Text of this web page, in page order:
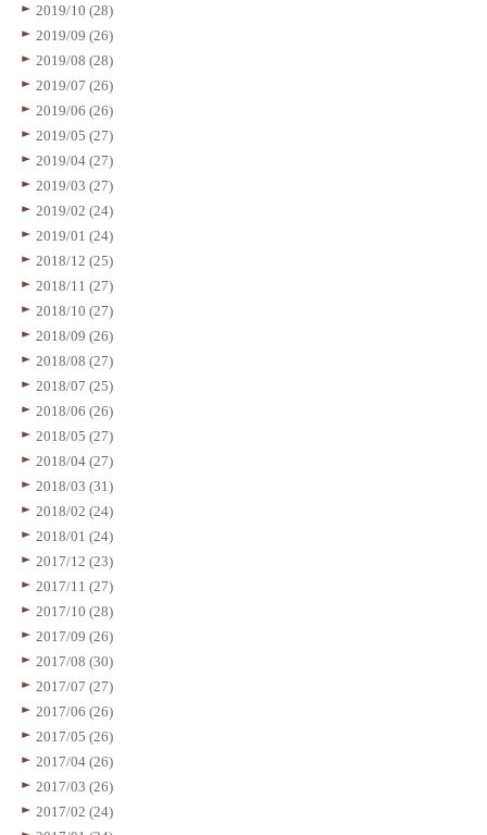
2019/10 (28)
2019/09 (26)
2019/08 (28)
2019/07 (26)
2019/06 (26)
2019/05 (27)
2019/04 (27)
2019/03 (27)
2019/02 (24)
2019/01 (24)
2018/12 (25)
2018/11 (27)
2018/10 (27)
2018/09 (26)
2018/08 (27)
2018/07 (25)
2018/06 (26)
2018/05 (27)
2018/04 (27)
2018/03 (31)
2018/02 (24)
2018/01 (24)
2017/12 (23)
2017/11 (27)
2017/10 (28)
2017/09 (26)
2017/08 (30)
2017/07 (27)
2017/06 (26)
2017/05 (26)
2017/04 (26)
2017/03 (26)
2017/02 (24)